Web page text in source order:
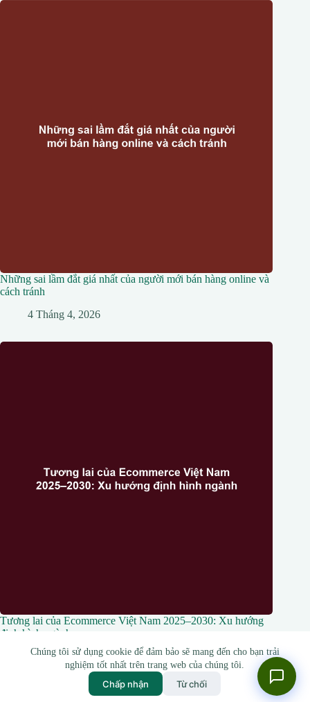
Chúng tôi sử dụng cookie để đảm bảo sẽ mang đến cho bạn trải
nghiệm tốt nhất trên trang web của chúng tôi.
Chấp nhận Từ chối
Những sai lầm đắt giá nhất của người mới bán hàng online và
cách tránh
4 Tháng 4, 2026
Tương lai của Ecommerce Việt Nam 2025–2030: Xu hướng
định hình ngành
4 Tháng 4, 2026